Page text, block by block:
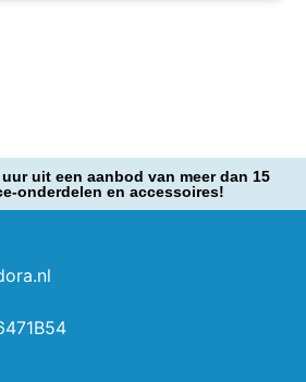
uit een aanbod van meer dan 15
onderdelen en accessoires!